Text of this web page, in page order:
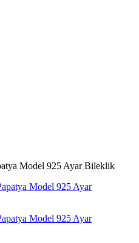
Model 925 Ayar Bileklik